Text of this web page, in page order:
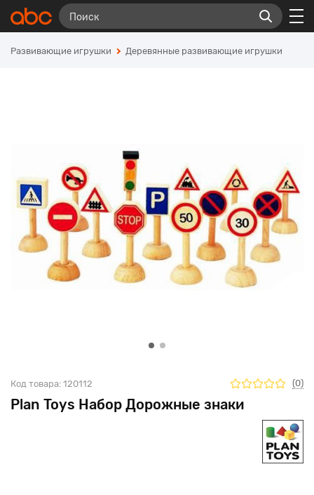
Развивающие игрушки Деревянные развивающие игрушки
Plan Toys Набор Дорожные знаки
Код товара: 120112 (0)